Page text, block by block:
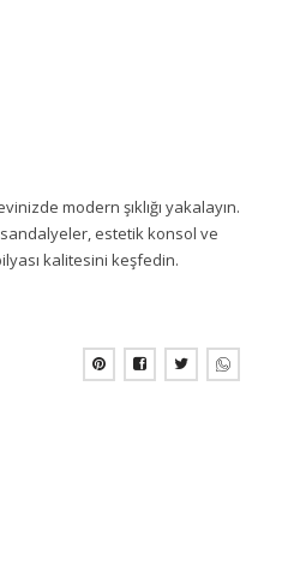
modern şıklığı yakalayın.
estetik konsol ve
kalitesini keşfedin.